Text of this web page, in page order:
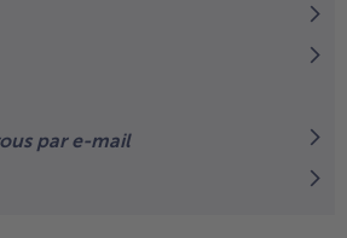
par e-mail